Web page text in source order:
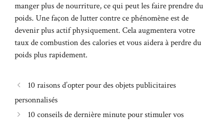
manger plus de nourriture, ce qui peut les faire prendre du
poids. Une façon de lutter contre ce phénomène est de
devenir plus actif physiquement. Cela augmentera votre
taux de combustion des calories et vous aidera à perdre du
poids plus rapidement.
10 raisons d’opter pour des objets publicitaires
personnalisés
10 conseils de dernière minute pour stimuler vos